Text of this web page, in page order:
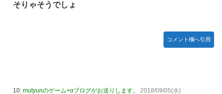
【NMB48】坂下真心期待できそう
そりゃそうでしょ
コメント欄へ引用
10: mutyunのゲーム+αブログがお送りします。 2018/09/05(水)